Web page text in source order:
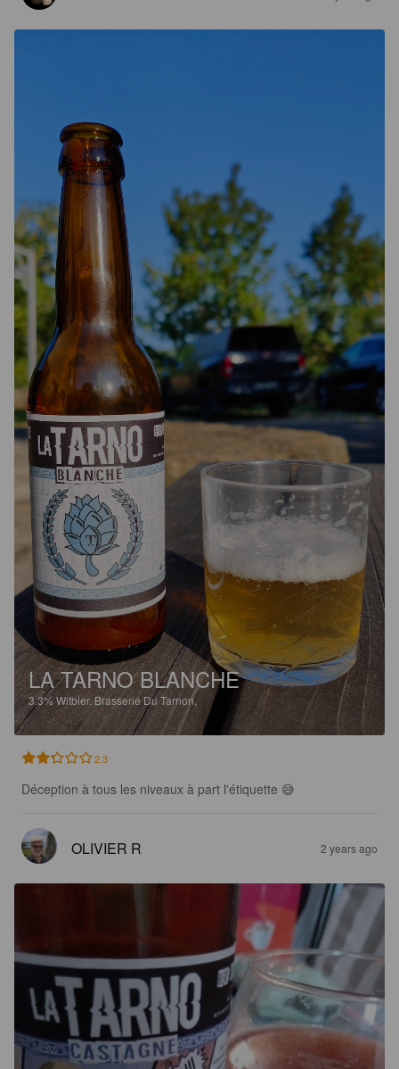
LA TARNO BLANCHE
3.3%Witbier.Brasserie Du Tarnon.
2.3
Déception à tous les niveaux à part l'étiquette 😅
OLIVIER R 2 years ago